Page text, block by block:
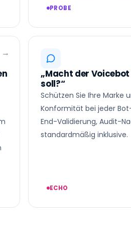
PROBE
„Macht der
soll?“
Schützen Sie Ihre Marke
Konformität bei jeder
End-Validierung, Audit-
standardmäßig inklusive.
ECHO